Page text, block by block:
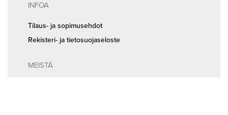
INFOA
Tilaus- ja sopimusehdot
Rekisteri- ja tietosuojaseloste
MEISTÄ